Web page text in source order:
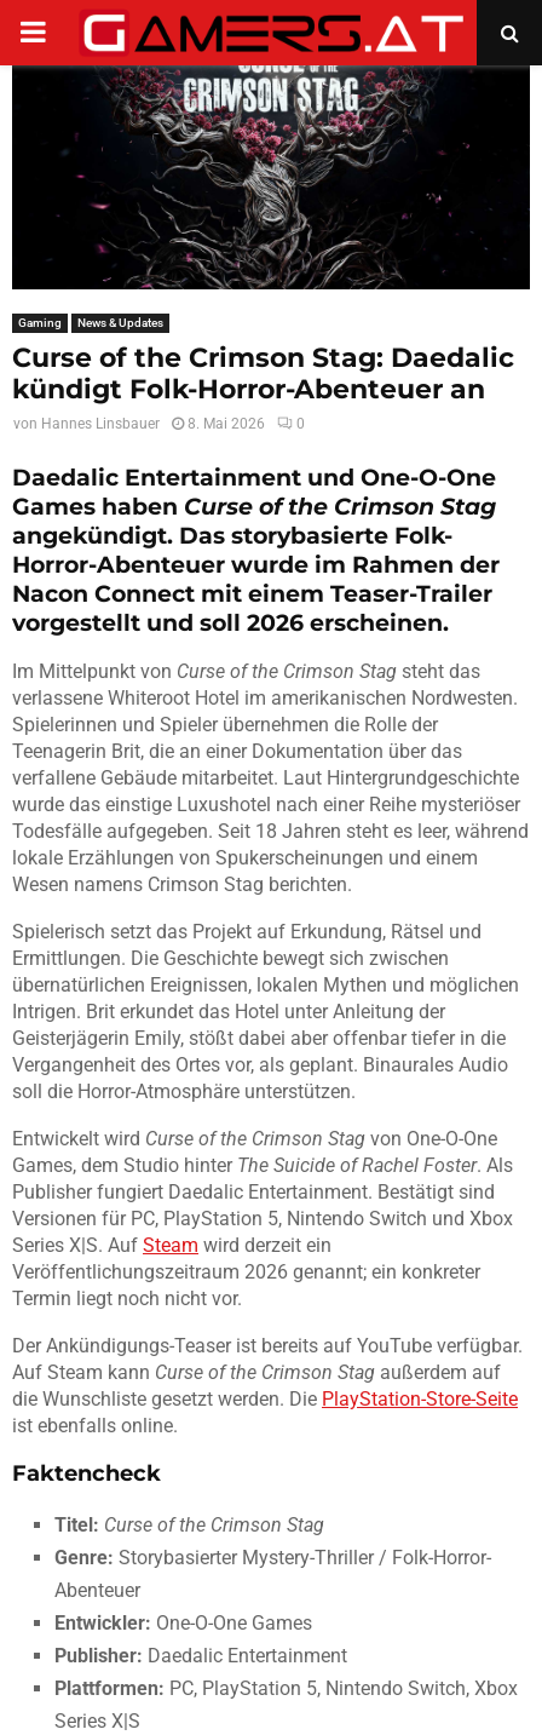
PRIMARY
MENU
Gaming News & Updates
Curse of the Crimson Stag: Daedalic
kündigt Folk-Horror-Abenteuer an
von Hannes Linsbauer 8. Mai 2026 0
Daedalic Entertainment und One-O-One
Games haben Curse of the Crimson Stag
angekündigt. Das storybasierte Folk-
Horror-Abenteuer wurde im Rahmen der
Nacon Connect mit einem Teaser-Trailer
vorgestellt und soll 2026 erscheinen.
Im Mittelpunkt von Curse of the Crimson Stag steht das
verlassene Whiteroot Hotel im amerikanischen Nordwesten.
Spielerinnen und Spieler übernehmen die Rolle der
Teenagerin Brit, die an einer Dokumentation über das
verfallene Gebäude mitarbeitet. Laut Hintergrundgeschichte
wurde das einstige Luxushotel nach einer Reihe mysteriöser
Todesfälle aufgegeben. Seit 18 Jahren steht es leer, während
lokale Erzählungen von Spukerscheinungen und einem
Wesen namens Crimson Stag berichten.
Spielerisch setzt das Projekt auf Erkundung, Rätsel und
Ermittlungen. Die Geschichte bewegt sich zwischen
übernatürlichen Ereignissen, lokalen Mythen und möglichen
Intrigen. Brit erkundet das Hotel unter Anleitung der
Geisterjägerin Emily, stößt dabei aber offenbar tiefer in die
Vergangenheit des Ortes vor, als geplant. Binaurales Audio
soll die Horror-Atmosphäre unterstützen.
Entwickelt wird Curse of the Crimson Stag von One-O-One
Games, dem Studio hinter The Suicide of Rachel Foster. Als
Publisher fungiert Daedalic Entertainment. Bestätigt sind
Versionen für PC, PlayStation 5, Nintendo Switch und Xbox
Series X|S. Auf Steam wird derzeit ein
Veröffentlichungszeitraum 2026 genannt; ein konkreter
Termin liegt noch nicht vor.
Der Ankündigungs-Teaser ist bereits auf YouTube verfügbar.
Auf Steam kann Curse of the Crimson Stag außerdem auf
die Wunschliste gesetzt werden. Die PlayStation-Store-Seite
ist ebenfalls online.
Faktencheck
Titel: Curse of the Crimson Stag
Genre: Storybasierter Mystery-Thriller / Folk-Horror-
Abenteuer
Entwickler: One-O-One Games
Publisher: Daedalic Entertainment
Plattformen: PC, PlayStation 5, Nintendo Switch, Xbox
Series X|S